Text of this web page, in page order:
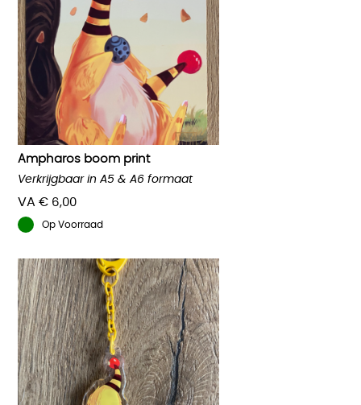
Ampharos boom print
VA€ 6,00
Verkrijgbaar in A5 & A6 formaat
Op Voorraad
product
heeft
meerdere
variaties.
Deze
optie
kan
gekozen